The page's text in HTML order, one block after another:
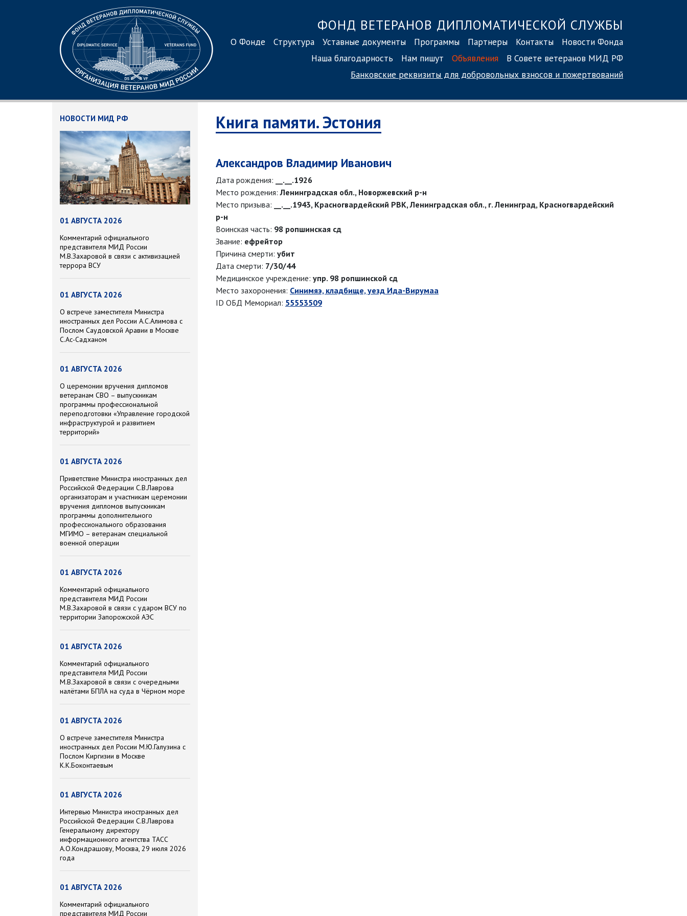
ФОНД ВЕТЕРАНОВ ДИПЛОМАТИЧЕСКОЙ СЛУЖБЫ
О Фонде Структура Уставные документы Программы Партнеры Контакты
Новости Фонда
Наша благодарность
Нам пишут Объявления
В Совете ветеранов МИД РФ
Банковские реквизиты для добровольных взносов и пожертвований
НОВОСТИ МИД РФ
01 АВГУСТА 2026
Комментарий официального
представителя МИД России
М.В.Захаровой в связи с активизацией
террора ВСУ
01 АВГУСТА 2026
О встрече заместителя Министра
иностранных дел России А.С.Алимова с
Послом Саудовской Аравии в Москве
С.Ас-Садханом
01 АВГУСТА 2026
О церемонии вручения дипломов
ветеранам СВО – выпускникам
программы профессиональной
переподготовки «Управление городской
инфраструктурой и развитием
территорий»
01 АВГУСТА 2026
Приветствие Министра иностранных дел
Российской Федерации С.В.Лаврова
организаторам и участникам церемонии
вручения дипломов выпускникам
программы дополнительного
профессионального образования
МГИМО – ветеранам специальной
военной операции
01 АВГУСТА 2026
Комментарий официального
представителя МИД России
М.В.Захаровой в связи с ударом ВСУ по
территории Запорожской АЭС
01 АВГУСТА 2026
Комментарий официального
представителя МИД России
М.В.Захаровой в связи с очередными
налётами БПЛА на суда в Чёрном море
01 АВГУСТА 2026
О встрече заместителя Министра
иностранных дел России М.Ю.Галузина с
Послом Киргизии в Москве
К.К.Боконтаевым
01 АВГУСТА 2026
Интервью Министра иностранных дел
Российской Федерации С.В.Лаврова
Генеральному директору
информационного агентства ТАСС
А.О.Кондрашову, Москва, 29 июля 2026
года
01 АВГУСТА 2026
Комментарий официального
представителя МИД России
Книга памяти. Эстония
Александров Владимир Иванович
Дата рождения:
__.__.1926
Место рождения:Ленинградская обл., Новоржевский р-н
Место призыва:
__.__.1943, Красногвардейский РВК, Ленинградская обл., г. Ленинград, Красногвардейский
р-н
Воинская часть: 98 ропшинская сд
Звание: ефрейтор
Причина смерти: убит
Дата смерти: 7/30/44
Медицинское учреждение: упр. 98 ропшинской сд
Место захоронения: Синимяэ, кладбище, уезд Ида-Вирумаа
ID ОБД Мемориал: 55553509